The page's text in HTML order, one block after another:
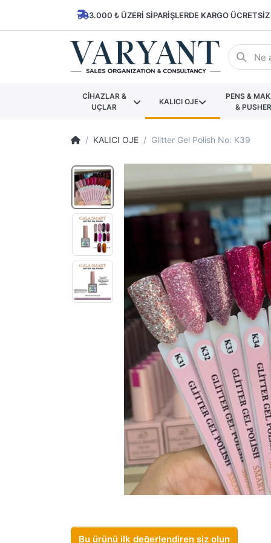
3.000 ₺ ÜZERI SIPARIŞLERDE KARGO ÜCRETSIZ
CİHAZLAR &
UÇLAR
KALICI OJE
PENS &
& PUSHER
KALICI OJE Glitter Gel Polish No: K39
Bu ürünü ilk değerlendiren siz olun